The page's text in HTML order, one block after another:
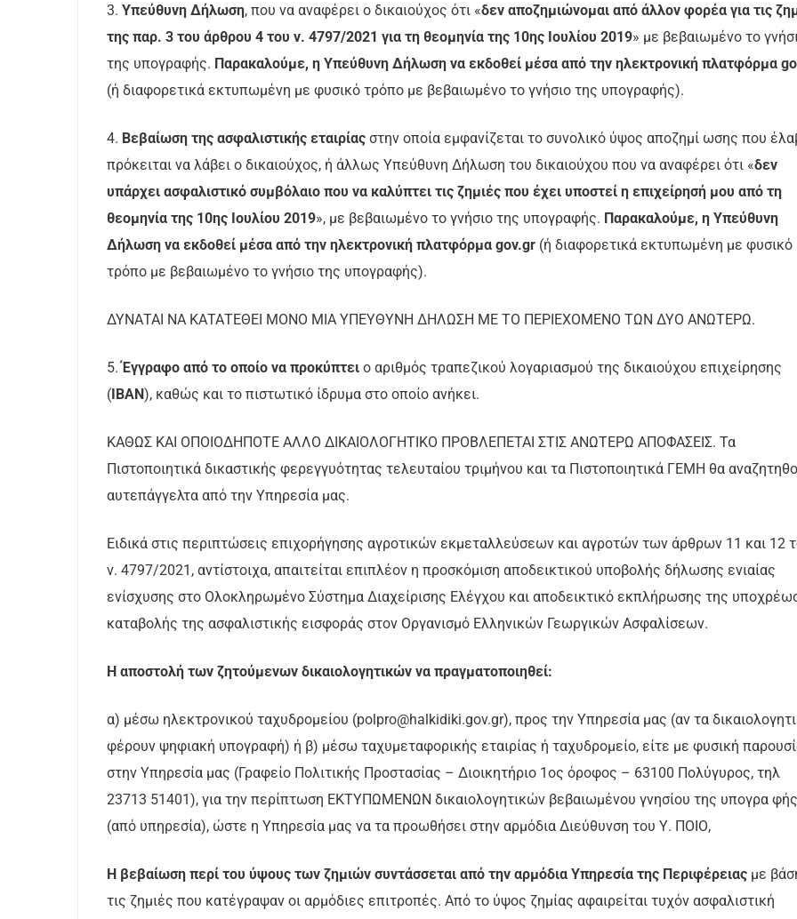
3. Υπεύθυνη Δήλωση, που να αναφέρει ο δικαιούχος ότι «δεν αποζημιώνομαι από άλλον φορέα για τις
της παρ. 3 του άρθρου 4 του ν. 4797/2021 για τη θεομηνία της 10ης Ιουλίου 2019» με βεβαιωμένο το
της υπογραφής. Παρακαλούμε, η Υπεύθυνη Δήλωση να εκδοθεί μέσα από την ηλεκτρονική πλατφόρμα
(ή διαφορετικά εκτυπωμένη με φυσικό τρόπο με βεβαιωμένο το γνήσιο της υπογραφής).
4. Βεβαίωση της ασφαλιστικής εταιρίας στην οποία εμφανίζεται το συνολικό ύψος αποζημί ωσης που
πρόκειται να λάβει ο δικαιούχος, ή άλλως Υπεύθυνη Δήλωση του δικαιούχου που να αναφέρει ότι «δεν
υπάρχει ασφαλιστικό συμβόλαιο που να καλύπτει τις ζημιές που έχει υποστεί η επιχείρησή μου από τη
θεομηνία της 10ης Ιουλίου 2019», με βεβαιωμένο το γνήσιο της υπογραφής. Παρακαλούμε, η Υπεύθυνη
Δήλωση να εκδοθεί μέσα από την ηλεκτρονική πλατφόρμα gov.gr (ή διαφορετικά εκτυπωμένη με φυσικό
τρόπο με βεβαιωμένο το γνήσιο της υπογραφής).
ΔΥΝΑΤΑΙ ΝΑ ΚΑΤΑΤΕΘΕΙ ΜΟΝΟ ΜΙΑ ΥΠΕΥΘΥΝΗ ΔΗΛΩΣΗ ΜΕ ΤΟ ΠΕΡΙΕΧΟΜΕΝΟ ΤΩΝ ΔΥΟ ΑΝΩΤΕΡΩ.
5.Έγγραφο από το οποίο να προκύπτει ο αριθμός τραπεζικού λογαριασμού της δικαιούχου επιχείρησης
(ΙΒΑΝ), καθώς και το πιστωτικό ίδρυμα στο οποίο ανήκει.
ΚΑΘΩΣ ΚΑΙ ΟΠΟΙΟΔΗΠΟΤΕ ΑΛΛΟ ΔΙΚΑΙΟΛΟΓΗΤΙΚΟ ΠΡΟΒΛΕΠΕΤΑΙ ΣΤΙΣ ΑΝΩΤΕΡΩ ΑΠΟΦΑΣΕΙΣ. Τα
Πιστοποιητικά δικαστικής φερεγγυότητας τελευταίου τριμήνου και τα Πιστοποιητικά ΓΕΜΗ θα
αυτεπάγγελτα από την Υπηρεσία μας.
Ειδικά στις περιπτώσεις επιχορήγησης αγροτικών εκμεταλλεύσεων και αγροτών των άρθρων 11 και 12
ν. 4797/2021, αντίστοιχα, απαιτείται επιπλέον η προσκόμιση αποδεικτικού υποβολής δήλωσης ενιαίας
ενίσχυσης στο Ολοκληρωμένο Σύστημα Διαχείρισης Ελέγχου και αποδεικτικό εκπλήρωσης της
καταβολής της ασφαλιστικής εισφοράς στον Οργανισμό Ελληνικών Γεωργικών Ασφαλίσεων.
Η αποστολή των ζητούμενων δικαιολογητικών να πραγματοποιηθεί:
α) μέσω ηλεκτρονικού ταχυδρομείου (polpro@halkidiki.gov.gr), προς την Υπηρεσία μας (αν τα
φέρουν ψηφιακή υπογραφή) ή β) μέσω ταχυμεταφορικής εταιρίας ή ταχυδρομείο, είτε με φυσική
στην Υπηρεσία μας (Γραφείο Πολιτικής Προστασίας – Διοικητήριο 1ος όροφος – 63100 Πολύγυρος, τηλ
23713 51401), για την περίπτωση ΕΚΤΥΠΩΜΕΝΩΝ δικαιολογητικών βεβαιωμένου γνησίου της υπογρα φής
(από υπηρεσία), ώστε η Υπηρεσία μας να τα προωθήσει στην αρμόδια Διεύθυνση του Υ. ΠΟΙΟ,
Η βεβαίωση περί του ύψους των ζημιών συντάσσεται από την αρμόδια Υπηρεσία της Περιφέρειας με
τις ζημιές που κατέγραψαν οι αρμόδιες επιτροπές. Από το ύψος ζημίας αφαιρείται τυχόν ασφαλιστική